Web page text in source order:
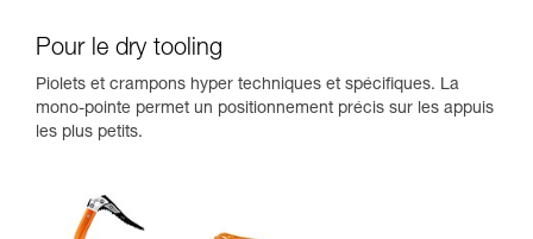
Pour le dry tooling
Piolets et crampons hyper techniques et spécifiques. La
mono-pointe permet un positionnement précis sur les appuis
les plus petits.